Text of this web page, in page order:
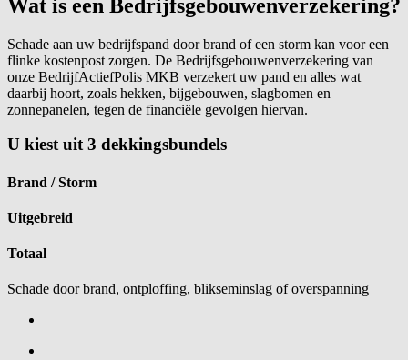
Wat is een Bedrijfsgebouwenverzekering?
Schade aan uw bedrijfspand door brand of een storm kan voor een
flinke kostenpost zorgen. De Bedrijfsgebouwenverzekering van
onze BedrijfActiefPolis MKB verzekert uw pand en alles wat
daarbij hoort, zoals hekken, bijgebouwen, slagbomen en
zonnepanelen, tegen de financiële gevolgen hiervan.
U kiest uit 3 dekkingsbundels
Brand / Storm
Uitgebreid
Totaal
Schade door brand, ontploffing, blikseminslag of overspanning